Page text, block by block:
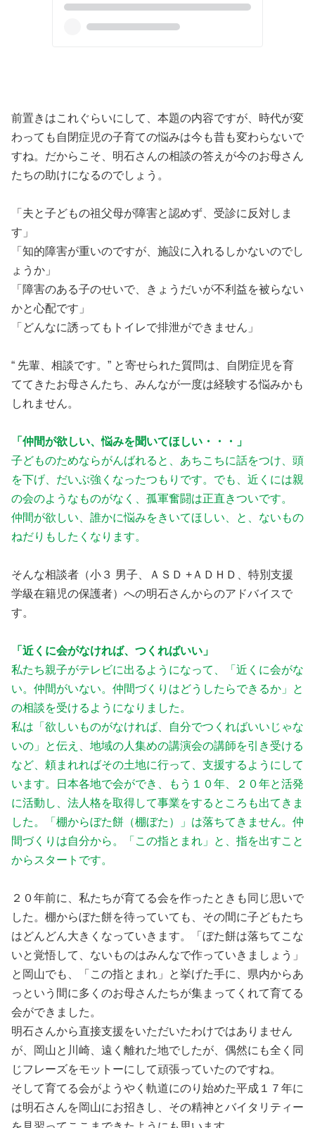
前置きはこれぐらいにして、本題の内容ですが、時代が変
わっても自閉症児の子育ての悩みは今も昔も変わらないで
すね。だからこそ、明石さんの相談の答えが今のお母さん
たちの助けになるのでしょう。
「夫と子どもの祖父母が障害と認めず、受診に反対しま
す」
「知的障害が重いのですが、施設に入れるしかないのでし
ょうか」
「障害のある子のせいで、きょうだいが不利益を被らない
かと心配です」
「どんなに誘ってもトイレで排泄ができません」
“ 先輩、相談です。” と寄せられた質問は、自閉症児を育
ててきたお母さんたち、みんなが一度は経験する悩みかも
しれません。
「仲間が欲しい、悩みを聞いてほしい・・・」
子どものためならがんばれると、あちこちに話をつけ、頭
を下げ、だいぶ強くなったつもりです。でも、近くには親
の会のようなものがなく、孤軍奮闘は正直きついです。
仲間が欲しい、誰かに悩みをきいてほしい、と、ないもの
ねだりもしたくなります。
そんな相談者（小３ 男子、ＡＳＤ +ＡＤＨＤ、特別支援
学級在籍児の保護者）への明石さんからのアドバイスで
す。
「近くに会がなければ、つくればいい」
私たち親子がテレビに出るようになって、「近くに会がな
い。仲間がいない。仲間づくりはどうしたらできるか」と
の相談を受けるようになりました。
私は「欲しいものがなければ、自分でつくればいいじゃな
いの」と伝え、地域の人集めの講演会の講師を引き受ける
など、頼まれればその土地に行って、支援するようにして
います。日本各地で会ができ、もう１０年、２０年と活発
に活動し、法人格を取得して事業をするところも出てきま
した。「棚からぼた餅（棚ぼた）」は落ちてきません。仲
間づくりは自分から。「この指とまれ」と、指を出すこと
からスタートです。
２０年前に、私たちが育てる会を作ったときも同じ思いで
した。棚からぼた餅を待っていても、その間に子どもたち
はどんどん大きくなっていきます。「ぼた餅は落ちてこな
いと覚悟して、ないものはみんなで作っていきましょう」
と岡山でも、「この指とまれ」と挙げた手に、県内からあ
っという間に多くのお母さんたちが集まってくれて育てる
会ができました。
明石さんから直接支援をいただいたわけではありません
が、岡山と川崎、遠く離れた地でしたが、偶然にも全く同
じフレーズをモットーにして頑張っていたのですね。
そして育てる会がようやく軌道にのり始めた平成１７年に
は明石さんを岡山にお招きし、その精神とバイタリティー